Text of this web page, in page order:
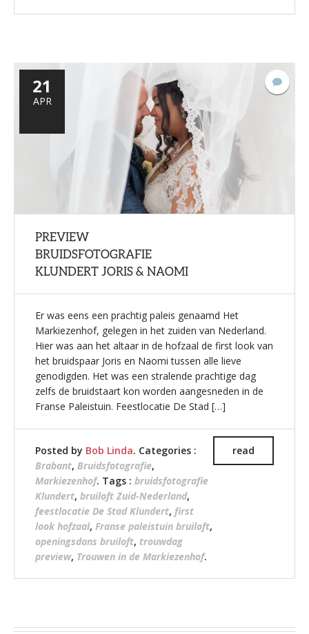
1
21
APR
PREVIEW
BRUIDSFOTOGRAFIE
KLUNDERT JORIS & NAOMI
Er was eens een prachtig paleis genaamd Het
Markiezenhof, gelegen in het zuiden van Nederland.
Hier was aan het altaar in de hofzaal de first look van
het bruidspaar Joris en Naomi tussen alle lieve
genodigden. Het was een stralende prachtige dag
zelfs de bruidstaart kon worden aangesneden in de
Franse Paleistuin. Feestlocatie De Stad […]
read
Posted by Bob Linda. Categories :
Brabant, Bruidsfotografie,
Markiezenhof. Tags : bruidsfotografie
Klundert, bruiloft Zuid-Nederland,
feestlocatie De Stad Klundert, first
look hofzaal, Franse paleistuin bruiloft,
openingsdans bruiloft, trouwdag
preview, Trouwen in de Markiezenhof.